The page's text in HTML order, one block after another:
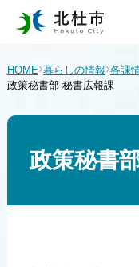
HOME›暮らしの情報›各課
政策秘書部 秘書広報課
政策秘書